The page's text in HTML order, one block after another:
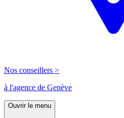
Nos conseillers >
à l'agence de Genève
Ouvrir le menu